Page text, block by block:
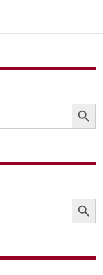
SEARCH
SEARCH